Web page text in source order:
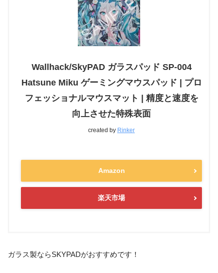
Wallhack/SkyPAD ガラスパッド SP-004
Hatsune Miku ゲーミングマウスパッド | プロ
フェッショナルマウスマット | 精度と速度を
向上させた特殊表面
created by Rinker
Amazon
楽天市場
ガラス製ならSKYPADがおすすめです！